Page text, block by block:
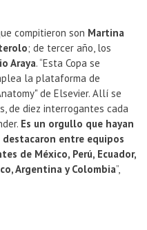
compitieron son Martina
; de tercer año, los
Araya. “Esta Copa se
la plataforma de
de Elsevier. Allí se
de diez interrogantes cada
Es un orgullo que hayan
entre equipos
de México, Perú, Ecuador,
Argentina y Colombia”,